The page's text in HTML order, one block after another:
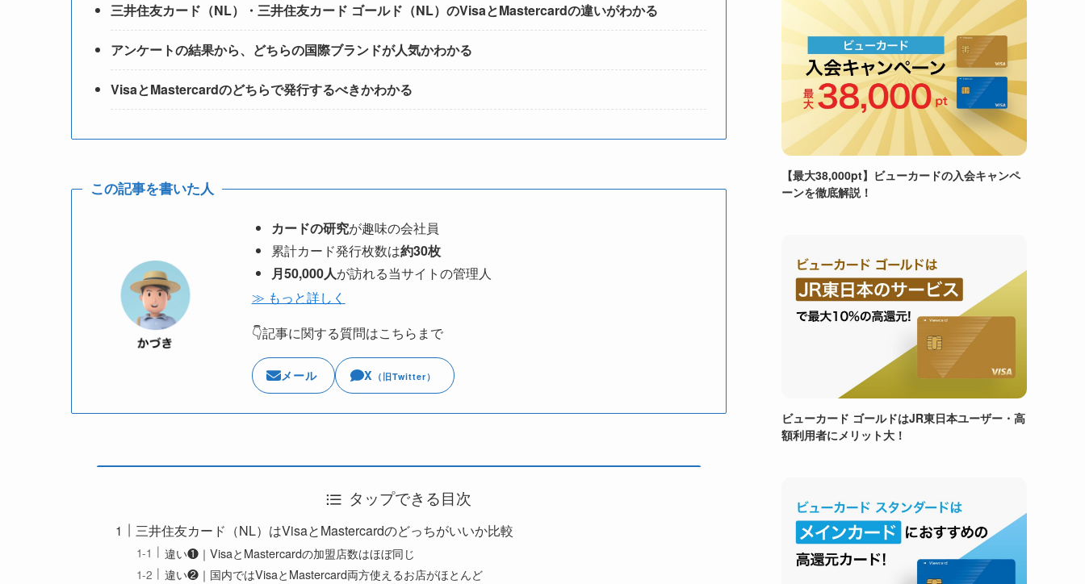
三井住友カード（NL）・三井住友カード ゴールド（NL）のVisaとMastercardの違いがわかる
アンケートの結果から、どちらの国際ブランドが人気かわかる
VisaとMastercardのどちらで発行するべきかわかる
この記事を書いた人
カードの研究が趣味の会社員
累計カード発行枚数は約30枚
月50,000人が訪れる当サイトの管理人
≫ もっと詳しく
👇記事に関する質問はこちらまで
メール X （旧Twitter）
タップできる目次
三井住友カード（NL）はVisaとMastercardのどっちがいいか比較
違い❶｜VisaとMastercardの加盟店数はほぼ同じ
違い❷｜国内ではVisaとMastercard両方使えるお店がほとんど
【最大38,000pt】ビューカードの入会キャンペ
ーンを徹底解説！
ビューカード ゴールドはJR東日本ユーザー・高
額利用者にメリット大！